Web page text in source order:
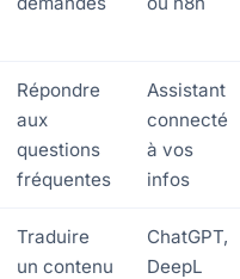
Répondre
aux
questions
fréquentes
Assistant
connecté
à vos
infos
Traduire
un contenu
ChatGPT,
DeepL